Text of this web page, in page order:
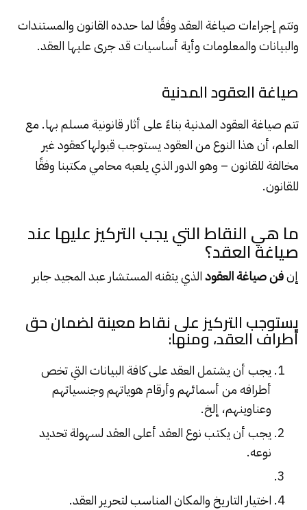
وتتم إجراءات صياغة العقد وفقًا لما حدده القانون والمستندات
والبيانات والمعلومات وأية أساسيات قد جرى عليها العقد.
صياغة العقود المدنية
تتم صياغة العقود المدنية بناءً على أثار قانونية مسلم بها. مع
العلم، أن هذا النوع من العقود يستوجب قبولها كعقود غير
مخالفة للقانون – وهو الدور الذي يلعبه محامي مكتبنا وفقًا
للقانون.
ما هي النقاط التي يجب التركيز عليها عند
صياغة العقد؟
إنفن صياغة العقودالذي يتقنه المستشار عبد المجيد جابر
يستوجب التركيز على نقاط معينة لضمان حق
أطراف العقد، ومنها:
يجب أن يشتمل العقد على كافة البيانات التي تخص
أطرافه من أسمائهم وأرقام هوياتهم وجنسياتهم
وعناوينهم، إلخ.
يجب أن يكتب نوع العقد أعلى العقد لسهولة تحديد
نوعه.
اختيار التاريخ والمكان المناسب لتحرير العقد.